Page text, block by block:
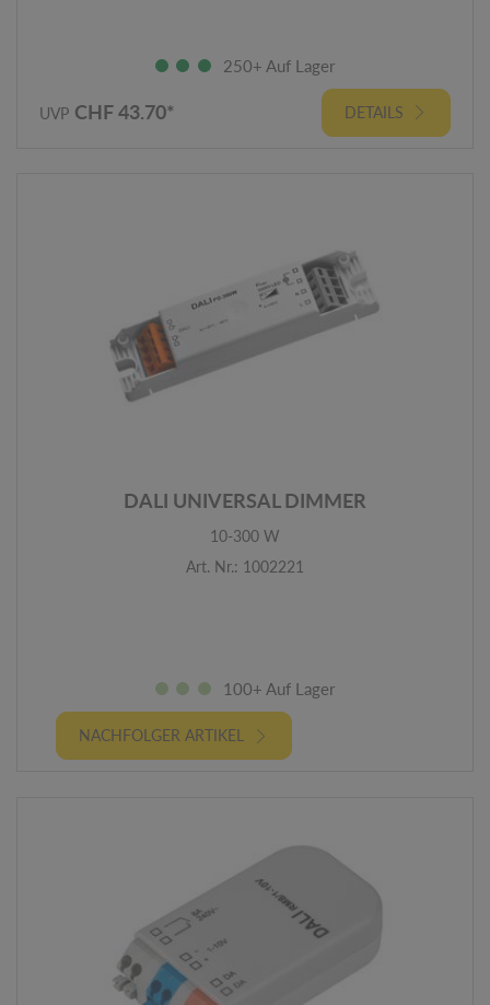
250+ Auf Lager
UVP CHF 43.70* DETAILS
DALI UNIVERSAL DIMMER
10-300 W
Art. Nr.: 1002221
100+ Auf Lager
NACHFOLGER ARTIKEL